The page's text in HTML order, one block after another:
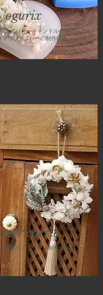
ogurix
クスバー・キャンドルの販
マワックスバーの制作体験
carrie
陽花のミニリース制作体験